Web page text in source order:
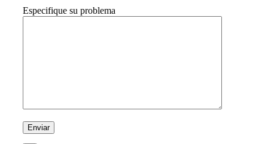
Especifique su problema